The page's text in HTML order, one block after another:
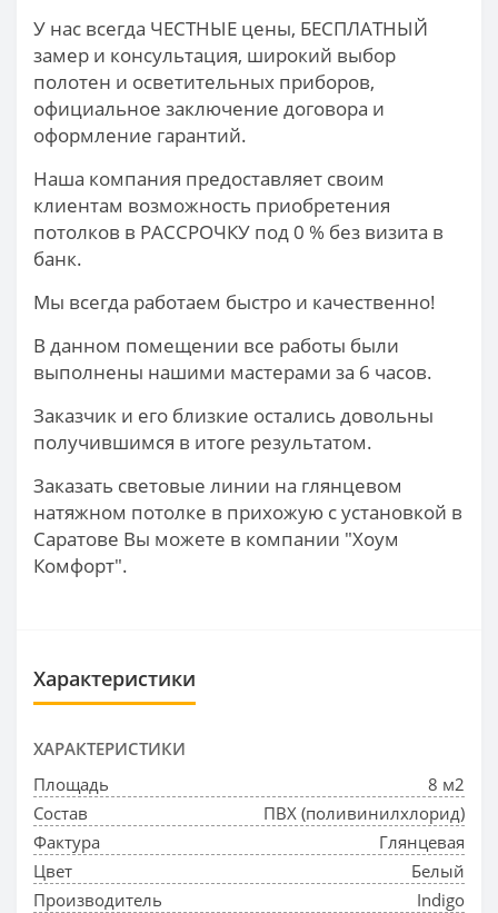
У нас всегда ЧЕСТНЫЕ цены, БЕСПЛАТНЫЙ
замер и консультация, широкий выбор
полотен и осветительных приборов,
официальное заключение договора и
оформление гарантий.
Наша компания предоставляет своим
клиентам возможность приобретения
потолков в РАССРОЧКУ под 0 % без визита в
банк.
Мы всегда работаем быстро и качественно!
В данном помещении все работы были
выполнены нашими мастерами за 6 часов.
Заказчик и его близкие остались довольны
получившимся в итоге результатом.
Заказать световые линии на глянцевом
натяжном потолке в прихожую с установкой в
Саратове Вы можете в компании "Хоум
Комфорт".
Характеристики
ХАРАКТЕРИСТИКИ
Площадь
8 м2
Состав
ПВХ (поливинилхлорид)
Фактура
Глянцевая
Цвет
Белый
Производитель
Indigo